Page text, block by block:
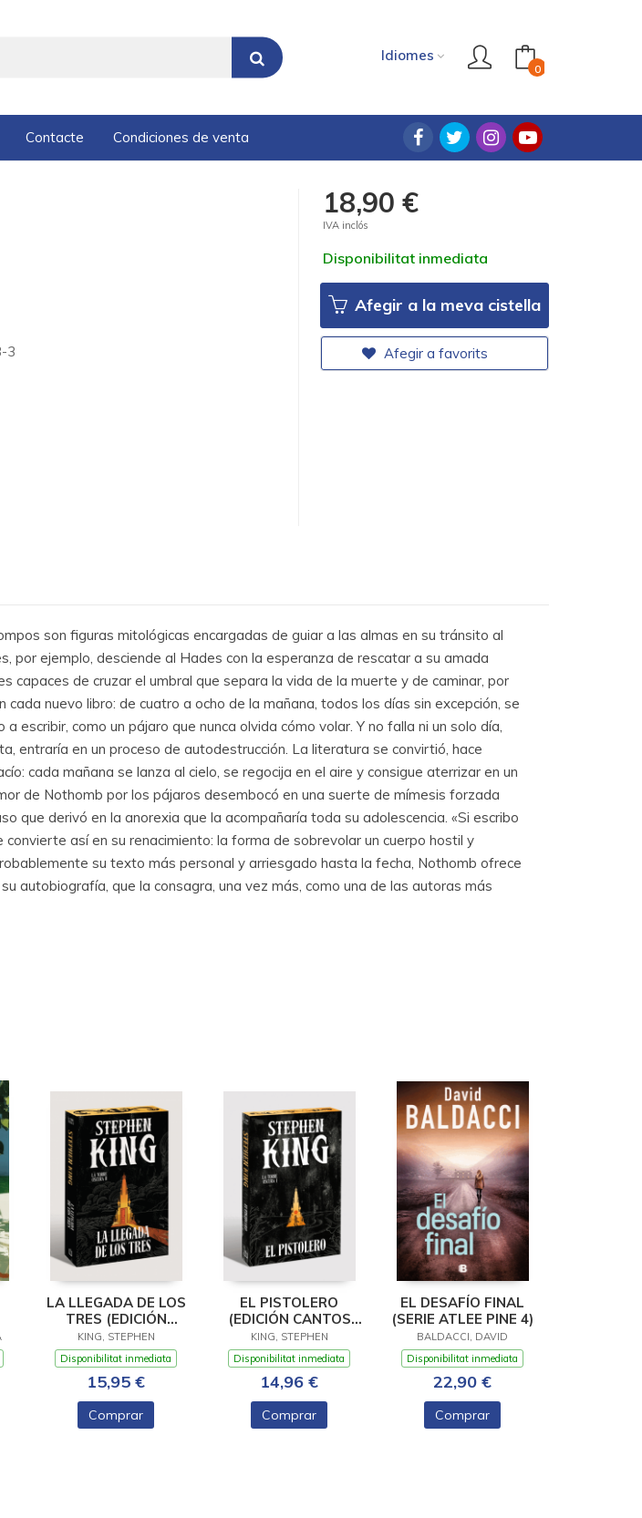
Idiomes
0
Contacte Condiciones de venta
3
18,90 €
IVA inclós
Disponibilitat inmediata
Afegir a la meva cistella
Afegir a favorits
son figuras mitológicas encargadas de guiar a las almas en su tránsito al
por ejemplo, desciende al Hades con la esperanza de rescatar a su amada
capaces de cruzar el umbral que separa la vida de la muerte y de caminar, por
nuevo libro: de cuatro a ocho de la mañana, todos los días sin excepción, se
como un pájaro que nunca olvida cómo volar. Y no falla ni un solo día,
entraría en un proceso de autodestrucción. La literatura se convirtió, hace
cada mañana se lanza al cielo, se regocija en el aire y consigue aterrizar en un
de Nothomb por los pájaros desembocó en una suerte de mímesis forzada
que derivó en la anorexia que la acompañaría toda su adolescencia. «Si escribo
así en su renacimiento: la forma de sobrevolar un cuerpo hostil y
su texto más personal y arriesgado hasta la fecha, Nothomb ofrece
autobiografía, que la consagra, una vez más, como una de las autoras más
LA LLEGADA DE LOS
TRES (EDICIÓN
CANTOS TINTADOS)
(LA TORRE OSCURA
2)
KING, STEPHEN
Disponibilitat inmediata
15,95 €
Comprar
EL PISTOLERO
(EDICIÓN CANTOS
TINTADOS) (LA
TORRE OSCURA 1)
KING, STEPHEN
Disponibilitat inmediata
14,96 €
Comprar
EL DESAFÍO FINAL
(SERIE ATLEE PINE 4)
BALDACCI, DAVID
Disponibilitat inmediata
22,90 €
Comprar